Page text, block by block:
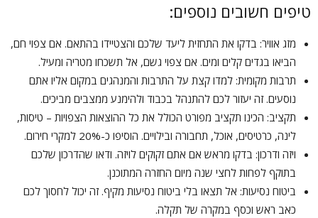
טיפים חשובים נוספים:
מזג אוויר: בדקו את התחזית ליעד שלכם והצטיידו בהתאם. אם צפוי חם,
הביאו בגדים קלים ומים. אם צפוי גשם, אל תשכחו מטריה ומעיל.
תרבות מקומית: למדו קצת על התרבות והמנהגים במקום אליו אתם
נוסעים. זה יעזור לכם להתנהל בכבוד ולהימנע ממצבים מביכים.
תקציב: הכינו תקציב מפורט הכולל את כל ההוצאות הצפויות – טיסות,
לינה, כרטיסים, אוכל, תחבורה ובילויים. הוסיפו כ-20% למקרי חירום.
ויזה ודרכון: בדקו מראש אם אתם זקוקים לויזה. ודאו שהדרכון שלכם
בתוקף לפחות לחצי שנה מיום החזרה המתוכנן.
ביטוח נסיעות: אל תצאו בלי ביטוח נסיעות מקיף. זה יכול לחסוך לכם
כאב ראש וכסף במקרה של תקלה.